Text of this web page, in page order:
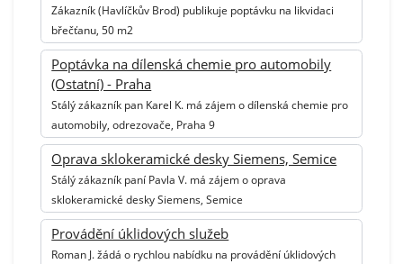
Zákazník (Havlíčkův Brod) publikuje poptávku na likvidaci
břečťanu, 50 m2
Poptávka na dílenská chemie pro automobily
(Ostatní) - Praha
Stálý zákazník pan Karel K. má zájem o dílenská chemie pro
automobily, odrezovače, Praha 9
Oprava sklokeramické desky Siemens, Semice
Stálý zákazník paní Pavla V. má zájem o oprava
sklokeramické desky Siemens, Semice
Provádění úklidových služeb
Roman J. žádá o rychlou nabídku na provádění úklidových